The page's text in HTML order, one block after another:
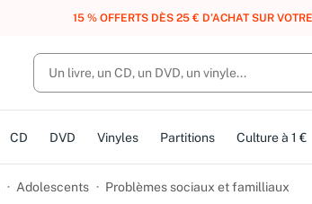
UN ACHAT, DES POINTS, DES RÉCOMPENSES :
CD DVD Vinyles Partitions Culture à 1 €
Adolescents Problèmes sociaux et familliaux